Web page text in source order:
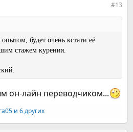
#13
будет очень кстати её
стажем курения.
он-лайн переводчиком...
и 6 других